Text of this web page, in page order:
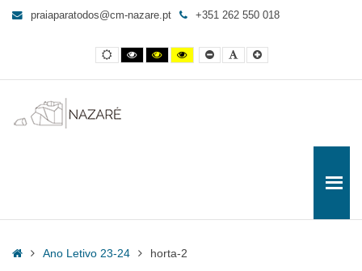
para
praiaparatodos@cm-nazare.pt +351 262 550 018
Contraste
normal
Contraste
preto
branco
Contraste
preto
amarelo
Yellow
and
contrast
Smaller
Font
Letra
por
Letra
maior
HomeAno Letivo 23-24 horta-2